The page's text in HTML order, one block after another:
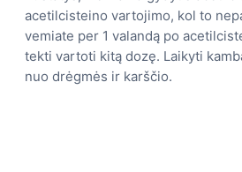
acetilcisteino vartojimo, kol to
vemiate per 1 valandą po
tekti vartoti kitą dozę. Laikyti
nuo drėgmės ir karščio.